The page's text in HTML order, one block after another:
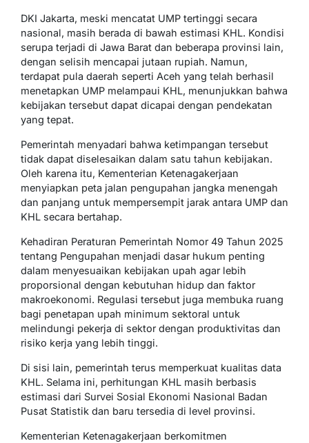
DKI Jakarta, meski mencatat UMP tertinggi secara
nasional, masih berada di bawah estimasi KHL. Kondisi
serupa terjadi di Jawa Barat dan beberapa provinsi lain,
dengan selisih mencapai jutaan rupiah. Namun,
terdapat pula daerah seperti Aceh yang telah berhasil
menetapkan UMP melampaui KHL, menunjukkan bahwa
kebijakan tersebut dapat dicapai dengan pendekatan
yang tepat.
Pemerintah menyadari bahwa ketimpangan tersebut
tidak dapat diselesaikan dalam satu tahun kebijakan.
Oleh karena itu, Kementerian Ketenagakerjaan
menyiapkan peta jalan pengupahan jangka menengah
dan panjang untuk mempersempit jarak antara UMP dan
KHL secara bertahap.
Kehadiran Peraturan Pemerintah Nomor 49 Tahun 2025
tentang Pengupahan menjadi dasar hukum penting
dalam menyesuaikan kebijakan upah agar lebih
proporsional dengan kebutuhan hidup dan faktor
makroekonomi. Regulasi tersebut juga membuka ruang
bagi penetapan upah minimum sektoral untuk
melindungi pekerja di sektor dengan produktivitas dan
risiko kerja yang lebih tinggi.
Di sisi lain, pemerintah terus memperkuat kualitas data
KHL. Selama ini, perhitungan KHL masih berbasis
estimasi dari Survei Sosial Ekonomi Nasional Badan
Pusat Statistik dan baru tersedia di level provinsi.
Kementerian Ketenagakerjaan berkomitmen